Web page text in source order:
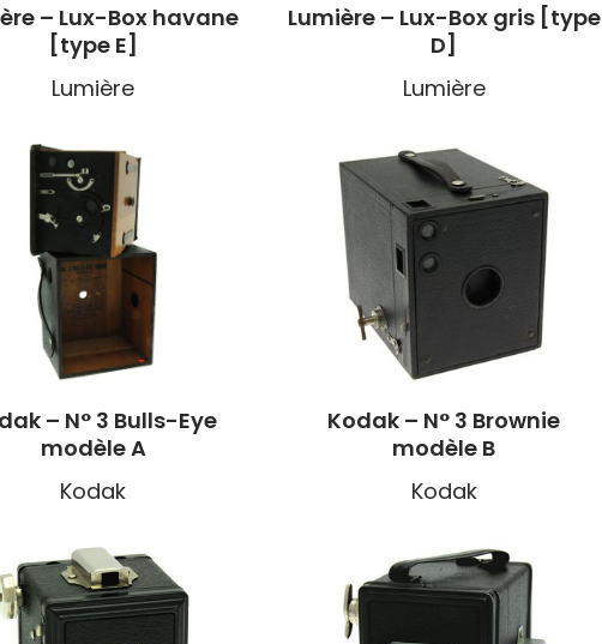
– Lux-Box havane
[type E]
Lumière
Lumière – Lux-Box gris [type
D]
Lumière
– N° 3 Bulls-Eye
modèle A
Kodak
Kodak – N° 3 Brownie
modèle B
Kodak